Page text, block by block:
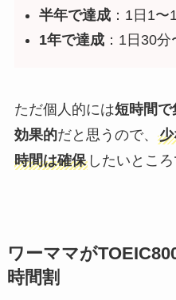
半年で達成 ：1日1〜
1年で達成 ：1日30
ただ個人的には短時間で
効果的だと思うので、
時間は確保したいところ
ワーママが
時間割